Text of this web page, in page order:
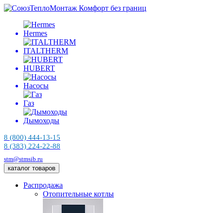
Комфорт без границ
Hermes
ITALTHERM
HUBERT
Насосы
Газ
Дымоходы
8 (800) 444-13-15
8 (383) 224-22-88
stm@stmsib.ru
каталог товаров
Распродажа
Отопительные котлы